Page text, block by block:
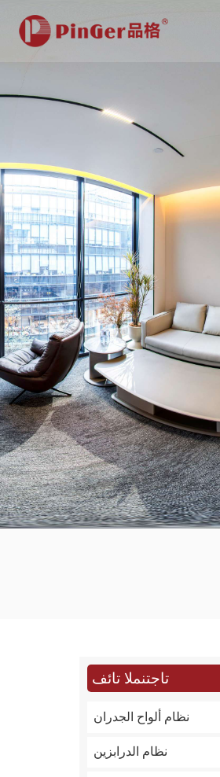
تاجتنملا تائف
نظام ألواح الجدران
نظام الدرابزين